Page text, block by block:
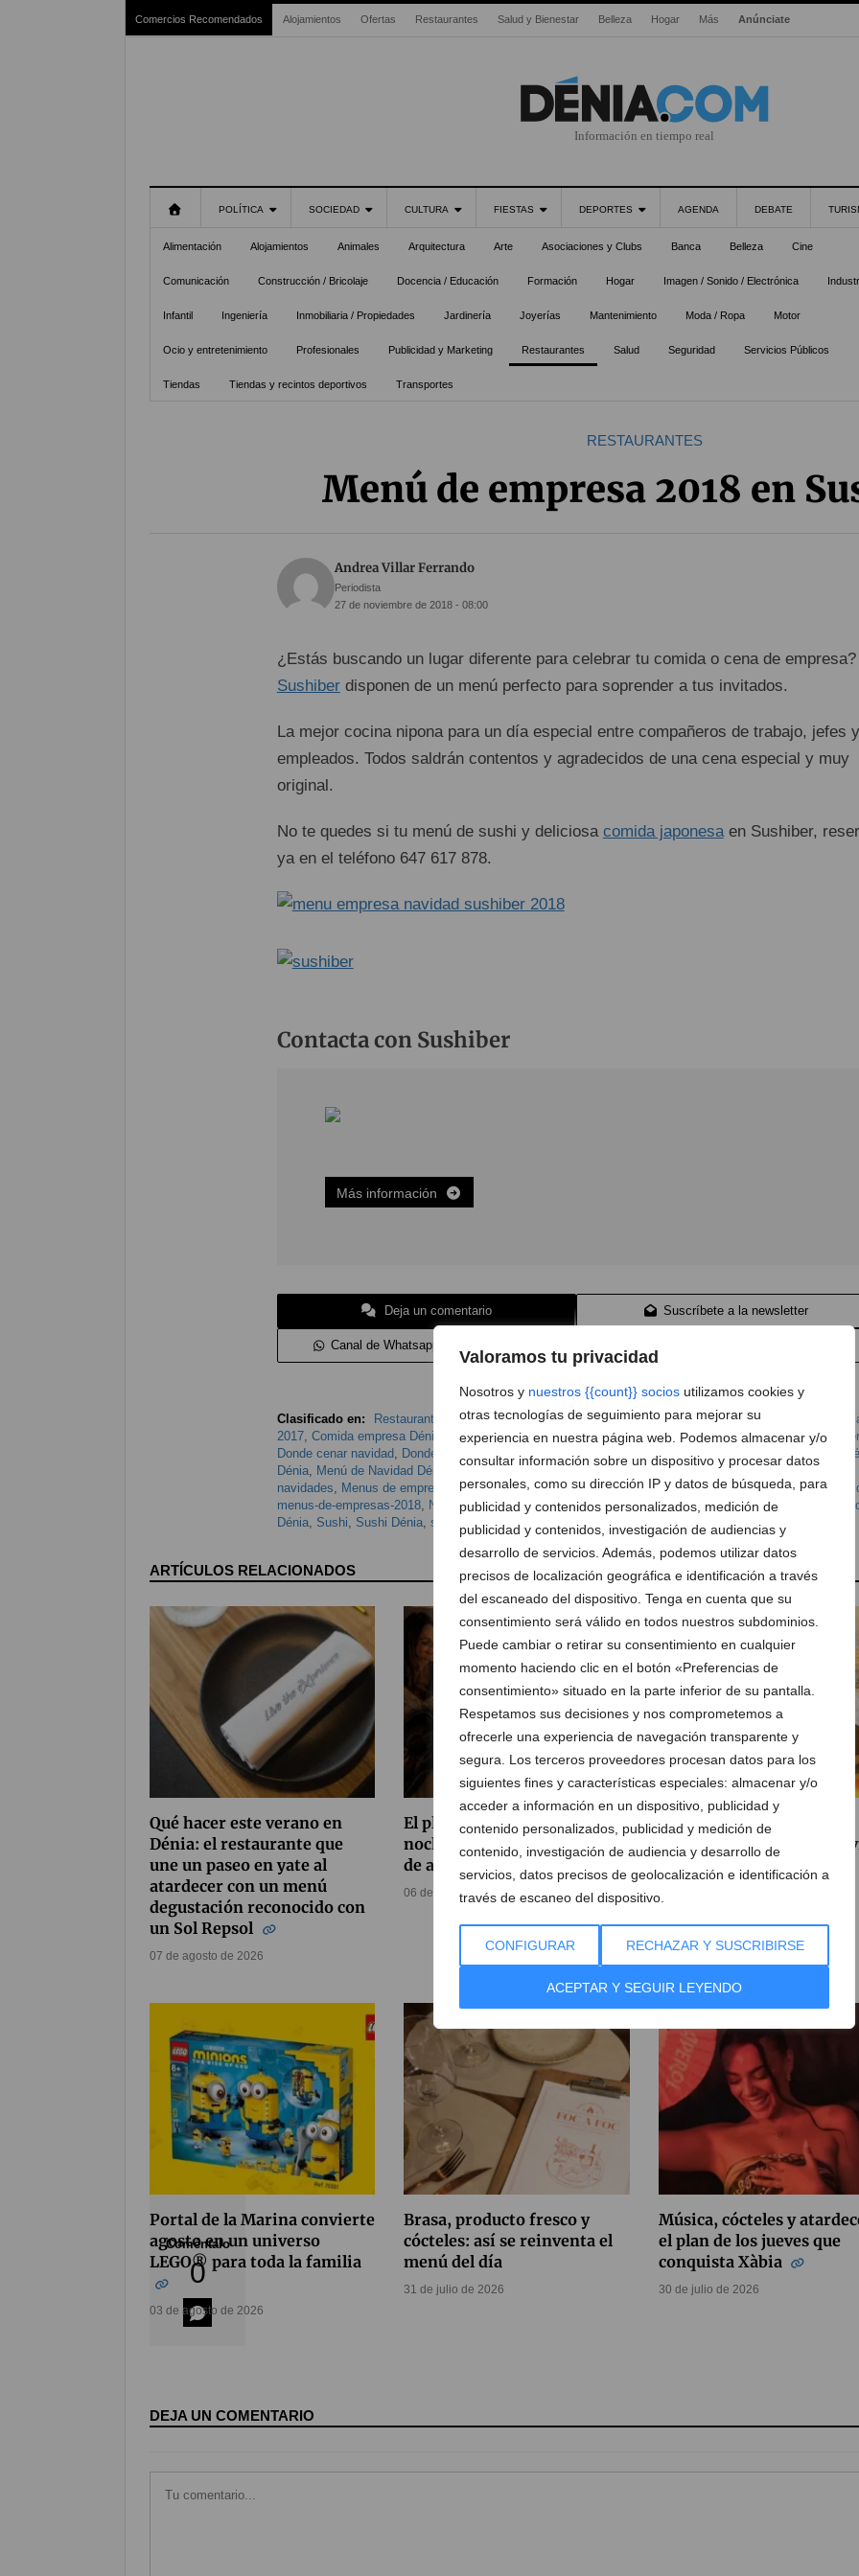
Valoramos tu privacidad
Nosotros y nuestros {{count}} socios utilizamos cookies y
otras tecnologías de seguimiento para mejorar su
experiencia en nuestra página web. Podemos almacenar y/o
consultar información sobre un dispositivo y procesar datos
personales, como su dirección IP y datos de búsqueda, para
publicidad y contenidos personalizados, medición de
publicidad y contenidos, investigación de audiencias y
desarrollo de servicios. Además, podemos utilizar datos
precisos de localización geográfica e identificación a través
del escaneado del dispositivo. Tenga en cuenta que su
consentimiento será válido en todos nuestros subdominios.
Puede cambiar o retirar su consentimiento en cualquier
momento haciendo clic en el botón «Preferencias de
consentimiento» situado en la parte inferior de su pantalla.
Respetamos sus decisiones y nos comprometemos a
ofrecerle una experiencia de navegación transparente y
segura. Los terceros proveedores procesan datos para los
siguientes fines y características especiales: almacenar y/o
acceder a información en un dispositivo, publicidad y
contenido personalizados, publicidad y medición de
contenido, investigación de audiencia y desarrollo de
servicios, datos precisos de geolocalización e identificación a
través de escaneo del dispositivo.
CONFIGURAR RECHAZAR Y SUSCRIBIRSE
ACEPTAR Y SEGUIR LEYENDO
Comercios Recomendados Alojamientos Ofertas Restaurantes Salud y Bienestar Belleza Hogar Más Anúnciate
Información en tiempo real
POLÍTICA SOCIEDAD CULTURA FIESTAS DEPORTES AGENDA DEBATE
Alimentación Alojamientos Animales Arquitectura Arte Asociaciones y Clubs Banca Belleza Cine
Comunicación Construcción / Bricolaje Docencia / Educación Formación Hogar Imagen / Sonido / Electrónica
Infantil Ingeniería Inmobiliaria / Propiedades Jardinería Joyerías Mantenimiento Moda / Ropa Motor
Ocio y entretenimiento Profesionales Publicidad y Marketing Restaurantes Salud Seguridad Servicios Públicos
Tiendas Tiendas y recintos deportivos Transportes
RESTAURANTES
Menú de empresa 2018 en
Compártelo
62
Coméntalo
0
Andrea Villar Ferrando
Periodista
27 de noviembre de 2018 - 08:00
¿Estás buscando un lugar diferente para celebrar tu comida o cena de empresa?
Sushiberdisponen de un menú perfecto para soprender a tus invitados.
La mejor cocina nipona para un día especial entre compañeros de trabajo, jefes y
empleados. Todos saldrán contentos y agradecidos de una cena especial y muy
original.
No te quedes si tu menú de sushi y deliciosa comida japonesaen Sushiber,
ya en el teléfono 647 617 878.
Contacta con Sushiber
Más información
Deja un comentario Suscríbete a la newsletter
Canal de Whatsapp
Clasificado en: Restaurantes Cena empresa Dénia,Cenar en Dénia ,Comer en Dénia
Comida
2017, Comida empresa Dénia comida japonesa dénia,comida japonesa en dénia,Comidas empresa
Donde cenar navidad, Donde comer Navidad ,Empresa Dénia Empresas comida Dénia japonés
Dénia, Menú de Navidad Dénia Menú empresa Dénia Menú Navidad
navidades, Menus de empresa 2017,Menús de empresa Dénia,Menús de empresas Dénia,Menús
menus-de-empresas-2018, Navidad,Navidad Dénia,Restaurante,Restaurante Dénia,Restaurantes
Dénia, Sushi, Sushi Dénia, sushi en dénia ,sushiber sushiber dénia sushiber en dénia
ARTÍCULOS RELACIONADOS
Qué hacer este verano en
Dénia: el restaurante que
une un paseo en yate al
atardecer con un menú
degustación reconocido con
un Sol Repsol
07 de agosto de 2026
El plan perfecto para la
noche del eclipse solar del 12
de agosto está en Dénia
06 de agosto de 2026
Disfruta en agosto de dos
veladas de gastronomía,
y flamenco
05 de agosto de 2026
Portal de la Marina convierte
agosto en un universo
LEGO® para toda la familia
03 de agosto de 2026
Brasa, producto fresco y
cócteles: así se reinventa el
menú del día
31 de julio de 2026
Música, cócteles y
el plan de los jueves que
conquista Xàbia
30 de julio de 2026
DEJA UN COMENTARIO